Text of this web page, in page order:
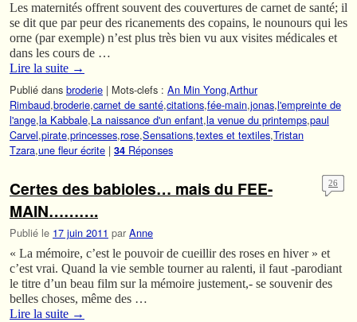
Les maternités offrent souvent des couvertures de carnet de santé; il
se dit que par peur des ricanements des copains, le nounours qui les
orne (par exemple) n’est plus très bien vu aux visites médicales et
dans les cours de …
Lire la suite →
Publié dans broderie | Mots-clefs : An Min Yong,Arthur
Rimbaud,broderie,carnet de santé,citations,fée-main,jonas,l'empreinte de
l'ange,la Kabbale,La naissance d'un enfant,la venue du printemps,paul
Carvel,pirate,princesses,rose,Sensations,textes et textiles,Tristan
Tzara,une fleur écrite | 34 Réponses
Certes des babioles… mais du FEE-
MAIN……….
Publié le 17 juin 2011 par Anne
26
« La mémoire, c’est le pouvoir de cueillir des roses en hiver » et
c’est vrai. Quand la vie semble tourner au ralenti, il faut -parodiant
le titre d’un beau film sur la mémoire justement,- se souvenir des
belles choses, même des …
Lire la suite →